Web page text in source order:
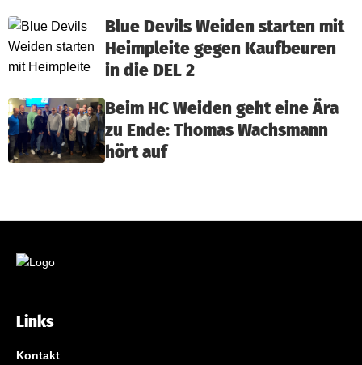
Blue Devils Weiden starten mit
Heimpleite gegen Kaufbeuren
in die DEL 2
Beim HC Weiden geht eine Ära
zu Ende: Thomas Wachsmann
hört auf
Links
Kontakt